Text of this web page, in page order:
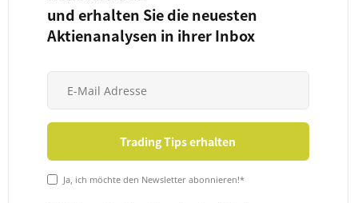
und erhalten Sie die neuesten
Aktienanalysen in ihrer Inbox
Ja, ich möchte den Newsletter abonnieren!*